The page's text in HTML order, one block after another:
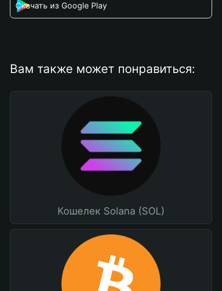
Скачать из Google Play
Вам также может понравиться:
Кошелек Solana (SOL)